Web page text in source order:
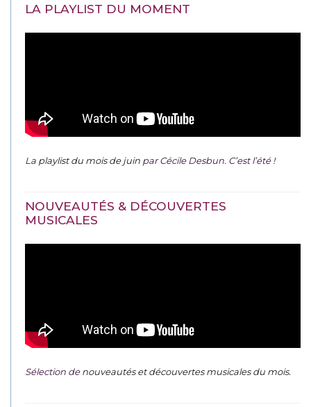
LA PLAYLIST DU MOMENT
La playlist du mois de juin par Cécile Desbun. C’est l’été !
NOUVEAUTÉS & DÉCOUVERTES
MUSICALES
Sélection denouveautés et découvertes musicales du mois.